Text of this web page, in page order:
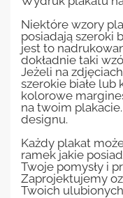
Niektóre wzory
posiadają szeroki
jest to
dokładnie taki
Jeżeli na
szerokie białe
kolorowe
na twoim
designu.
Każdy plakat
ramek jakie
Twoje pomysły i
Zaprojektujemy
Twoich